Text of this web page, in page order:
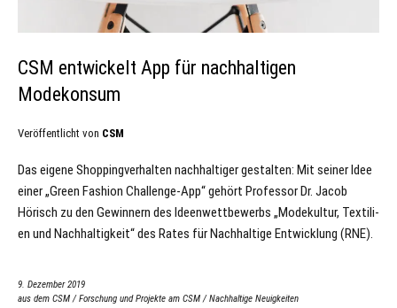
CSM entwickelt App für nachhaltigen
Modekonsum
Veröffentlicht von CSM
Das eigene Shoppingverhalten nachhaltiger gestalten: Mit seiner Idee
einer „Green Fa­shion Chal­len­ge-App“ gehört Pro­fes­sor Dr. Ja­cob
Hörisch zu den Ge­win­nern des Ide­en­wett­be­werbs „Mo­de­kul­tur, Tex­ti­li­
en und Nach­hal­tig­keit“ des Ra­tes für Nach­hal­ti­ge Ent­wick­lung (RNE).
9. Dezember 2019
aus dem CSM /Forschung und Projekte am CSM /Nachhaltige Neuigkeiten